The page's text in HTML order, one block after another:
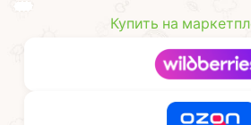
Купить на